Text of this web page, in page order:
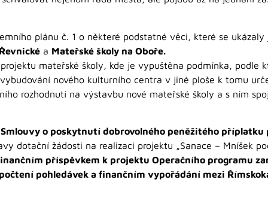
plánu č. 1 o některé podstatné věci, které se
a Mateřské školy na Oboře.
mateřské školy, kde je vypuštěna podmínka, podle
nového kulturního centra v jiné ploše k tomu
rozhodnutí na výstavbu nové mateřské školy a s ním
Smlouvy o poskytnutí dobrovolného peněžitého příplatku
dotační žádosti na realizaci projektu „Sanace – Mníšek
příspěvkem k projektu Operačního programu
pohledávek a finančním vypořádání mezi